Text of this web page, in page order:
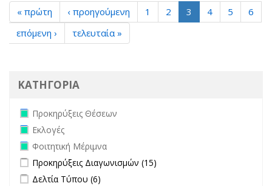
« πρώτη ‹ προηγούμενη 1 2 3 4 5
6
επόμενη ›
τελευταία »
ΚΑΤΗΓΟΡΙΑ
Remove Προκηρύξεις Θέσεων filter
Προκηρύξεις Θέσεων
Remove Εκλογές filter
Εκλογές
Remove Φοιτητική Μέριμνα filter
Φοιτητική Μέριμνα
Apply Προκηρύξεις Διαγωνισμών filter
Προκηρύξεις Διαγωνισμών (15)
Apply Δελτία Τύπου filter
Δελτία Τύπου (6)